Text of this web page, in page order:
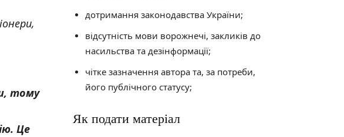
тому
Це
дотримання законодавства України;
відсутність мови ворожнечі, закликів до
насильства та дезінформації;
чітке зазначення автора та, за потреби,
його публічного статусу;
Як подати матеріал